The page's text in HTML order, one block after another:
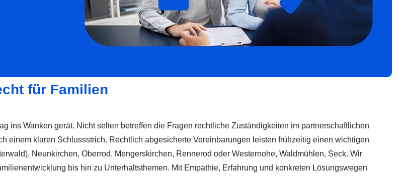
für Familien
ins Wanken gerät. Nicht selten betreffen die Fragen rechtliche Zuständigkeiten im partnerschaftlichen
einem klaren Schlussstrich. Rechtlich abgesicherte Vereinbarungen leisten frühzeitig einen wichtigen
Neunkirchen, Oberrod, Mengerskirchen, Rennerod oder Westernohe, Waldmühlen, Seck. Wir
bis hin zu Unterhaltsthemen. Mit Empathie, Erfahrung und konkreten Lösungswegen